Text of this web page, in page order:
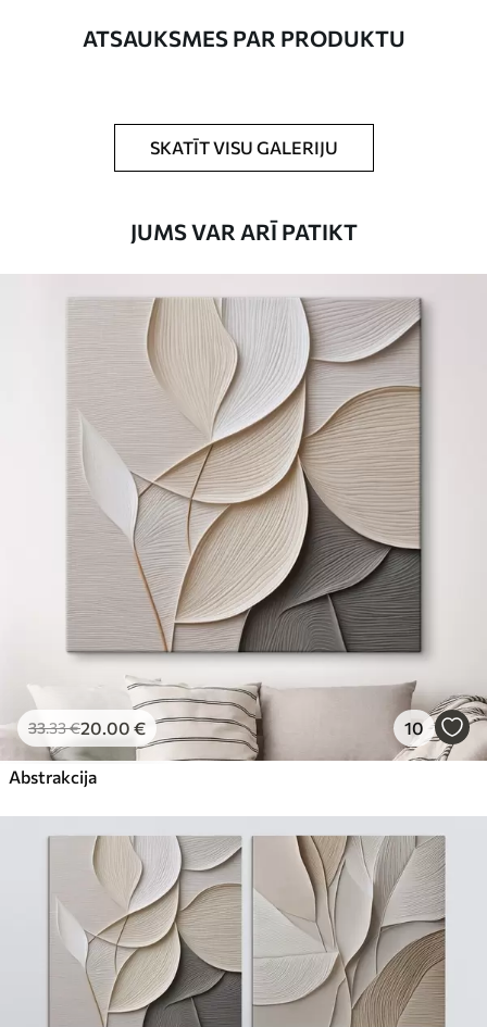
Jūs varat pievienot lakas pārklājumu.
No15.00€
Eco-Premium
.00
ATSAUKSMES PAR PRODUKTU
SKATĪT VISU GALERIJU
JUMS VAR ARĪ PATIKT
33.33€20.00 € 10
Abstrakcija